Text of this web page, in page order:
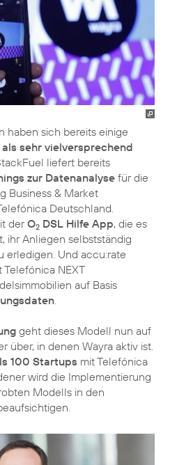
haben sich bereits einige
sehr vielversprechend
liefert bereits
zur Datenanalysefür die
Business & Market
Deutschland.
derO2 DSL Hilfe App, die es
ihr Anliegen selbstständig
erledigen. Und accu:rate
NEXT
auf Basis
geht dieses Modell nun auf
über, in denen Wayra aktiv ist.
100 Startups mit Telefónica
wird die Implementierung
Modells in den